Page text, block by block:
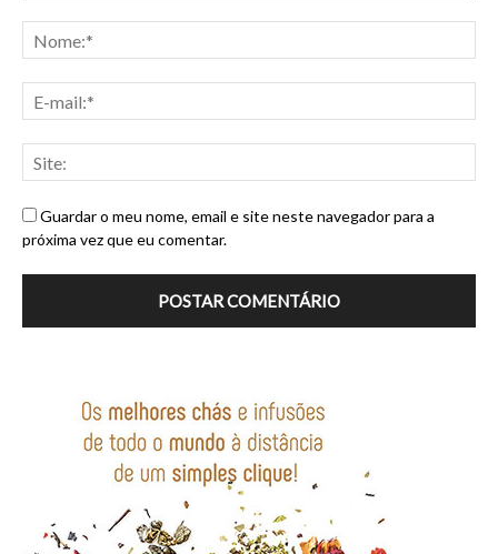
Guardar o meu nome, email e site neste navegador para a
próxima vez que eu comentar.